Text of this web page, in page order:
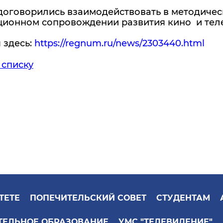
взаимодействовать в
сопровождении развития кино и
здесь: https://regnum.ru/news/2303440.html
ПОПЕЧИТЕЛЬСКИЙ СОВЕТ СТУДЕНТАМ